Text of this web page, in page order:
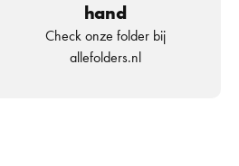
hand
Check onze folder bij
allefolders.nl